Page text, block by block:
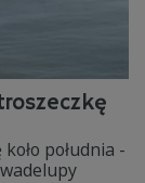
południa -